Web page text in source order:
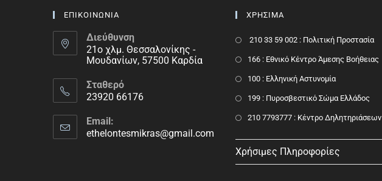
ΕΠΙΚΟΙΝΩΝΙΑ
Διεύθυνση
21ο χλμ. Θεσσαλονίκης -
Μουδανίων, 57500 Καρδία
Σταθερό
23920 66176
Email:
ethelontesmikras@gmail.com
ΧΡΗΣΙΜΑ
210 33 59 002 : Πολιτική Προστασία
166 : Εθνικό Κέντρο Άμεσης Βοήθειας
100 : Ελληνική Αστυνομία
199 : Πυροσβεστικό Σώμα Ελλάδος
210 7793777 : Kέντρο Δηλητηριάσεων
Χρήσιμες Πληροφορίες